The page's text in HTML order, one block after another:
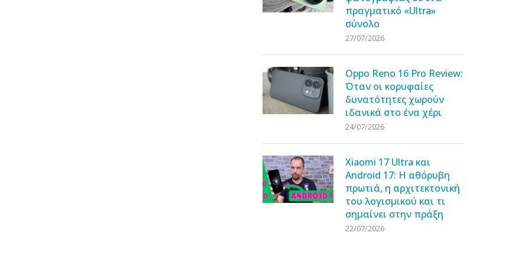
πραγματικό «Ultra»
σύνολο
27/07/2026
Oppo Reno 16 Pro Review:
Όταν οι κορυφαίες
δυνατότητες χωρούν
ιδανικά στο ένα χέρι
24/07/2026
Xiaomi 17 Ultra και
Android 17: Η αθόρυβη
πρωτιά, η αρχιτεκτονική
του λογισμικού και τι
σημαίνει στην πράξη
22/07/2026